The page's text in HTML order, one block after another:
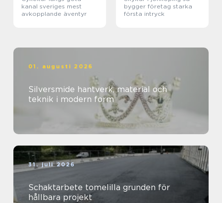
kanal sveriges mest
avkopplande äventyr
bygger företag starka
första intryck
01. augusti 2026
Silversmide hantverk, material och
teknik i modern form
31. juli 2026
Schaktarbete tomelilla grunden för
hållbara projekt